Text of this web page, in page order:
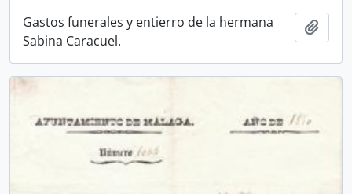
Gastos funerales y entierro de la hermana
Sabina Caracuel.